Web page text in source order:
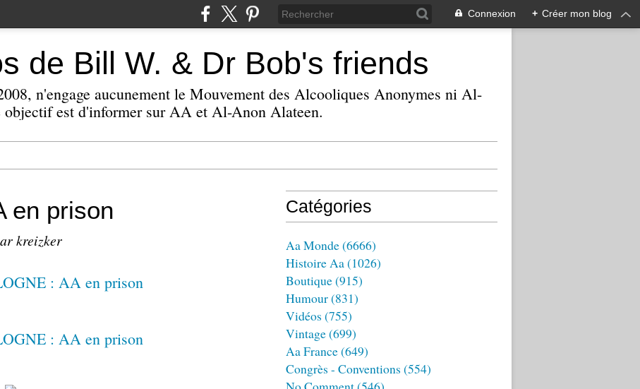
Connexion + Créer mon blog
de Bill W. & Dr Bob's friends
n'engage aucunement le Mouvement des Alcooliques Anonymes ni Al-
est d'informer sur AA et Al-Anon Alateen.
en prison
kreizker
Catégories
Aa Monde(6666)
Histoire Aa(1026)
Boutique(915)
Humour(831)
Vidéos (755)
Vintage(699)
Aa France(649)
Congrès - Conventions (554)